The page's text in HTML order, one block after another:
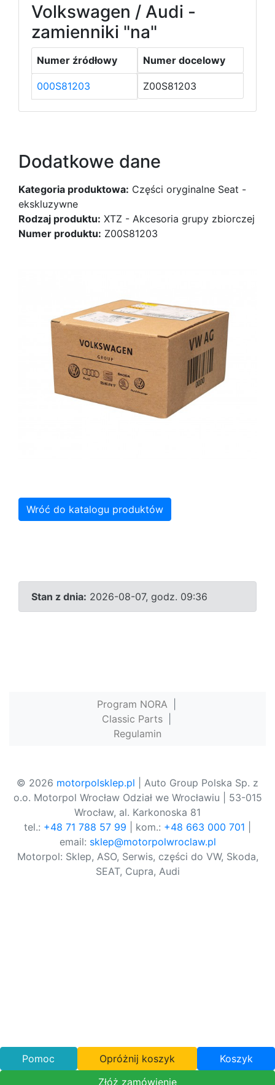
Volkswagen / Audi -
zamienniki "na"
Numer źródłowy Numer docelowy
000S81203 Z00S81203
Dodatkowe dane
Kategoria produktowa: Części oryginalne Seat -
ekskluzywne
Rodzaj produktu: XTZ - Akcesoria grupy zbiorczej
Numer produktu: Z00S81203
Wróć do katalogu produktów
Stan z dnia: 2026-08-07, godz. 09:36
Program NORA
Classic Parts
Regulamin
© 2026 motorpolsklep.pl | Auto Group Polska Sp. z
o.o. Motorpol Wrocław Odział we Wrocławiu | 53-015
Wrocław, al. Karkonoska 81
tel.: +48 71 788 57 99 | kom.: +48 663 000 701
email: sklep@motorpolwroclaw.pl
Motorpol: Sklep, ASO, Serwis, części do VW, Skoda,
SEAT, Cupra, Audi
Pomoc Opróżnij koszyk
Koszyk
Złóż zamówienie